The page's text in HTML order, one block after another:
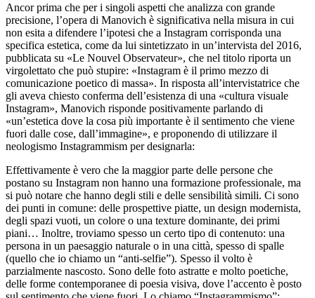
Ancor prima che per i singoli aspetti che analizza con grande
precisione, l’opera di Manovich è significativa nella misura in cui
non esita a difendere l’ipotesi che a Instagram corrisponda una
specifica estetica, come da lui sintetizzato in un’intervista del 2016,
pubblicata su «Le Nouvel Observateur», che nel titolo riporta un
virgolettato che può stupire: «Instagram è il primo mezzo di
comunicazione poetico di massa». In risposta all’intervistatrice che
gli aveva chiesto conferma dell’esistenza di una «cultura visuale
Instagram», Manovich risponde positivamente parlando di
«un’estetica dove la cosa più importante è il sentimento che viene
fuori dalle cose, dall’immagine», e proponendo di utilizzare il
neologismo Instagrammism per designarla:
Effettivamente è vero che la maggior parte delle persone che
postano su Instagram non hanno una formazione professionale, ma
si può notare che hanno degli stili e delle sensibilità simili. Ci sono
dei punti in comune: delle prospettive piatte, un design modernista,
degli spazi vuoti, un colore o una texture dominante, dei primi
piani… Inoltre, troviamo spesso un certo tipo di contenuto: una
persona in un paesaggio naturale o in una città, spesso di spalle
(quello che io chiamo un “anti-selfie”). Spesso il volto è
parzialmente nascosto. Sono delle foto astratte e molto poetiche,
delle forme contemporanee di poesia visiva, dove l’accento è posto